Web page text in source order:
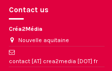
Contact us
Créa2Média
Nouvelle aquitaine
contact [AT] crea2media [DOT] fr